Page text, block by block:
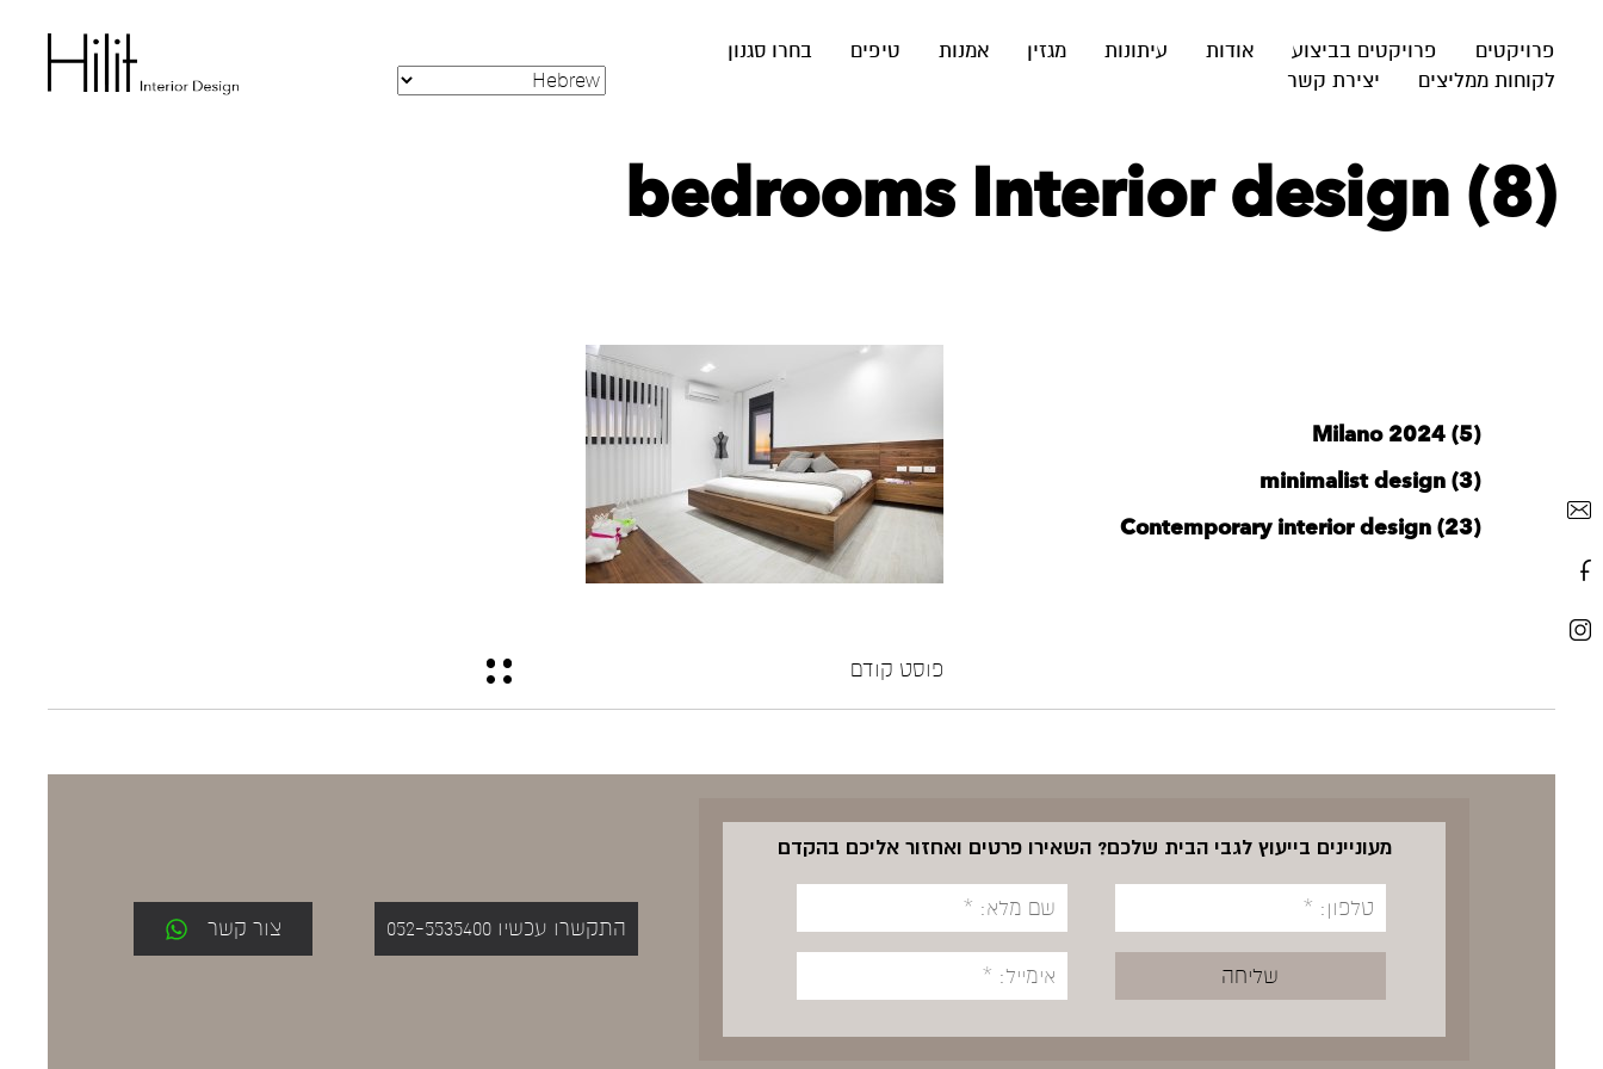
פרויקטים פרויקטים בביצוע אודות עיתונות מגזין אמנות טיפים
בחרו סגנון
לקוחות ממליצים
יצירת קשר
bedrooms Interior design (8)
Milano 2024 (5)
minimalist design (3)
Contemporary interior design (23)
פוסט קודם
מעוניינים בייעוץ לגבי הבית שלכם? השאירו פרטים ואחזור אליכם בהקדם
התקשרו עכשיו 052-5535400 צור קשר